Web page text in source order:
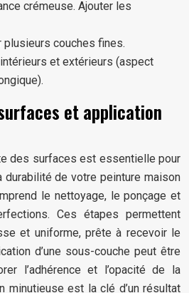
crémeuse. Ajouter les
plusieurs couches fines.
et extérieurs (aspect
et application
des surfaces est essentielle pour
durabilité de votre peinture maison
le nettoyage, le ponçage et
Ces étapes permettent
et uniforme, prête à recevoir le
d’une sous-couche peut être
l’adhérence et l’opacité de la
minutieuse est la clé d’un résultat